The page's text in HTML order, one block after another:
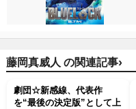
藤岡真威人 の関連記事›
劇団☆新感線、代表作
を“最後の決定版”として上